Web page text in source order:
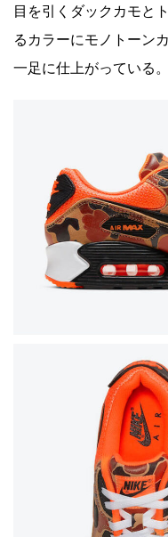
目を引くダックカモと
るカラーにモノトーン
一足に仕上がっている。